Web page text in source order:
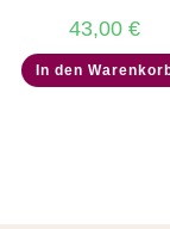
43,00 €
In den